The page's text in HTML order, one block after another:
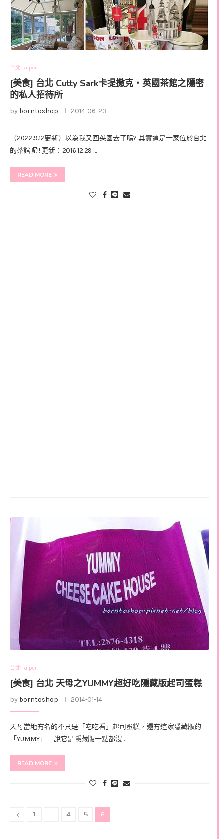
台北 Taipei
[美食] 台北 Cutty Sark卡提撒克‧英國茶館之隱密
的私人招待所
by borntoshop 2014-06-23
（2022.9.12更新）以為我又回英國去了嗎? 其實這是一家位於台北
的茶館呢!! 更新：2016.12.29 …
READ MORE
台北 Taipei
[美食] 台北 天母之YUMMY超好吃隱藏版起司蛋糕
by borntoshop 2014-01-14
天母當地有名的不只是「吃吃看」起司蛋糕，還有這家隱藏版的
「YUMMY」 說它是隱藏版一點都沒 …
READ MORE
1 ... 4 5 6